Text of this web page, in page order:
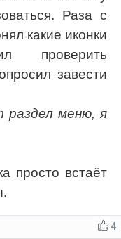
Раза с
какие иконки
проверить
завести
раздел меню, я
просто встаёт
4